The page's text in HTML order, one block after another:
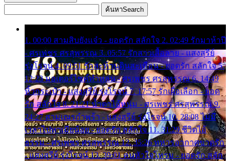
ค้นหาSearch
1. 00:00 สามสิบยังแจ๋ว - ยอดรัก สลักใจ 2. 02:49 รักมาห้าปี
- ศรเพชร ศรสุพรรณ 3. 05:57 รักสาวเสื้อลาย - แสงสุรีย์
รุ่งโรจน์ 4. 09:51 รักสะท้านดินสะเทือน - ยอดรัก สลักใจ 5.
12:23 มอเตอร์ไซค์ทำหล่น - ศรเพชร ศรสุพรรณ 6. 14:49
หิ้วกระเป๋า - แสงสุรีย์ รุ่งโรจน์ 7. 17:57 รักเผื่อเลือก - ยอด
รัก สลักใจ 8. 21:21 น้ำตาไอ้หนุ่ม - ศรเพชร ศรสุพรรณ 9.
24:27 สามเณรกำพร้า - แสงสุรีย์ รุ่งโรจน์ 10. 28:08 ไม่มี
เวลาไปหาเมียน้อย - ยอดรัก สลักใจ 11. 31:29 ชีวิตไอ้
ธรรม - ศรเพชร ศรสุพรรณ 12. 35:26 ทหารอากาศขาดรัก
- แสงสุรีย์ รุ่งโรจน์ 13. 39:01 คนหัวใจโทรม - ยอดรัก สลัก